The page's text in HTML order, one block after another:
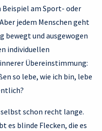
am Sport- oder
jedem Menschen geht
bewegt und ausgewogen
individuellen
Übereinstimmung:
so lebe, wie ich bin, lebe
schon recht lange.
es blinde Flecken, die es